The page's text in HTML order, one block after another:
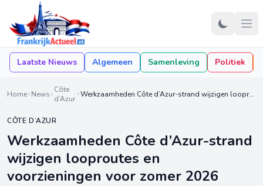
Laatste Nieuws Algemeen Samenleving Politiek
Home News Côte
d’Azur
Werkzaamheden Côte d’Azur-strand wijzigen looproutes en voorzieningen voor zomer 2026
CÔTE D’AZUR
Werkzaamheden Côte d’Azur-strand
wijzigen looproutes en
voorzieningen voor zomer 2026